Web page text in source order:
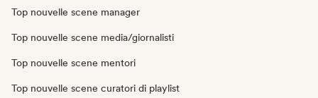
Top nouvelle scene manager
Top nouvelle scene media/giornalisti
Top nouvelle scene mentori
Top nouvelle scene curatori di playlist